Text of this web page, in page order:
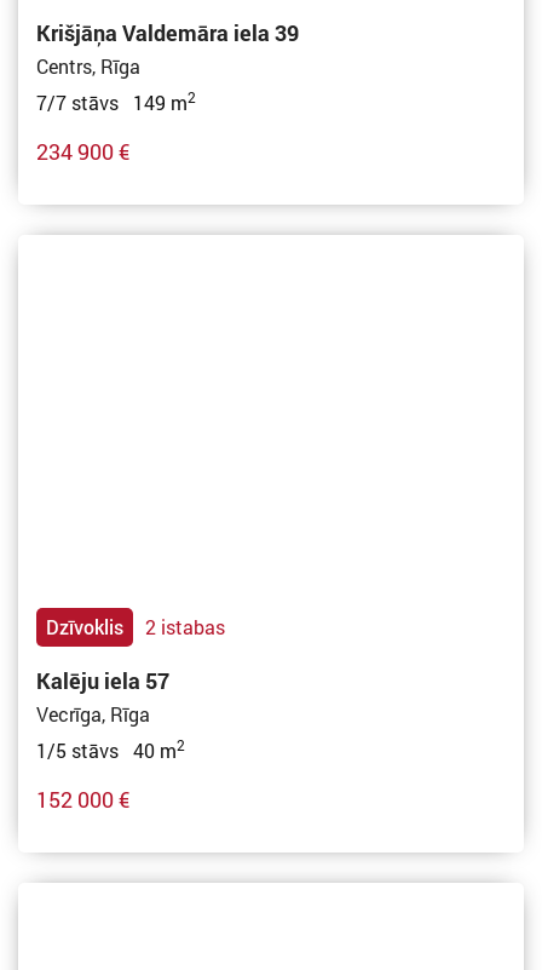
Krišjāņa Valdemāra iela 39
Centrs, Rīga
7/7 stāvs 149 m2
234 900 €
Dzīvoklis 2 istabas
Kalēju iela 57
Vecrīga, Rīga
1/5 stāvs 40 m2
152 000 €